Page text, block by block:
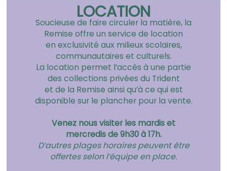
LOCATION
Soucieuse de faire circuler la matière, la
Remise offre un service de location
en exclusivité aux milieux scolaires,
communautaires et culturels.
La location permet l’accès à une partie
des collections privées du Trident
et de la Remise ainsi qu’à ce qui est
disponible sur le plancher pour la vente.
Venez nous visiter les mardis et
mercredis de 9h30 à 17h.
D’autres plages horaires peuvent être
offertes selon l’équipe en place.